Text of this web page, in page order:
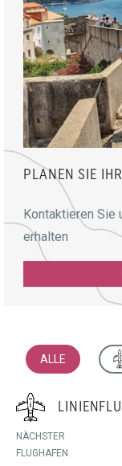
PLANEN SIE
Kontaktieren Sie
erhalten
ALLE
NÄCHSTER
FLUGHAFEN